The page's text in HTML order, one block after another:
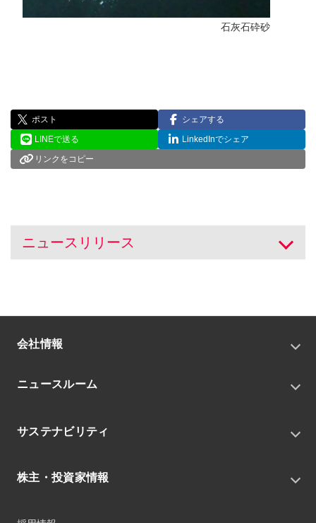
石灰石砕砂
ポスト
シェアする
LINEで送る
LinkedInでシェア
リンクをコピー
ニュースリリース 開く
会社情報
会社概要
中期経営戦略
役員
ニュースルーム
トピックス
IRニュース
サステナビリティ
環境
ガバナンス
株主・投資家情報